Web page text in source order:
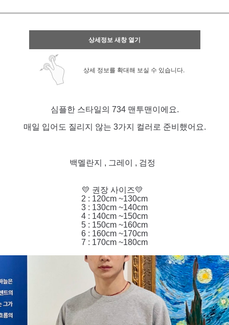
상세정보 새창 열기
상세 정보를 확대해 보실 수 있습니다.
심플한 스타일의 734 맨투맨이에요.
매일 입어도 질리지 않는 3가지 컬러로 준비했어요.
백멜란지 , 그레이 , 검정
💛 권장 사이즈💛
2 : 120cm ~130cm
3 : 130cm ~140cm
4 : 140cm ~150cm
5 : 150cm ~160cm
6 : 160cm ~170cm
7 : 170cm ~180cm